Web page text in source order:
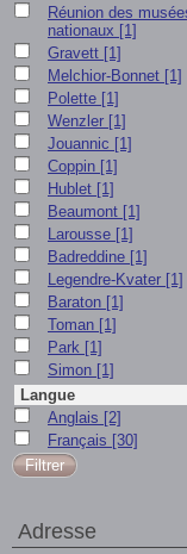
Réunion des
nationaux [1]
Gravett [1]
Melchior-Bonnet [1]
Polette [1]
Wenzler [1]
Jouannic [1]
Coppin [1]
Hublet [1]
Beaumont [1]
Larousse [1]
Badreddine [1]
Legendre-Kvater [1]
Baraton [1]
Toman [1]
Park [1]
Simon [1]
Langue
Anglais [2]
Français [30]
Adresse